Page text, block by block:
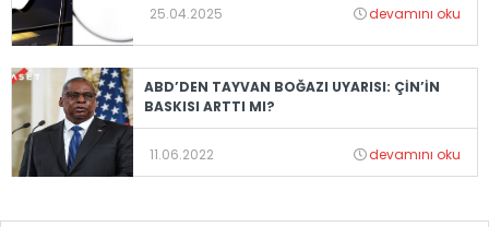
25.04.2025 devamını oku
ABD’DEN TAYVAN BOĞAZI UYARISI: ÇİN’İN
BASKISI ARTTI MI?
11.06.2022 devamını oku